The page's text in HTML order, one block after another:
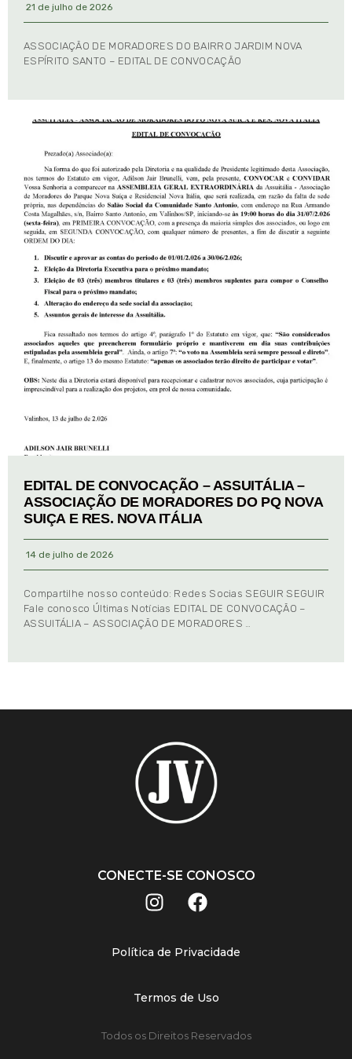
21 de julho de 2026
ASSOCIAÇÃO DE MORADORES DO BAIRRO JARDIM NOVA
ESPÍRITO SANTO – EDITAL DE CONVOCAÇÃO
EDITAL DE CONVOCAÇÃO – ASSUITÁLIA –
ASSOCIAÇÃO DE MORADORES DO PQ NOVA
SUIÇA E RES. NOVA ITÁLIA
14 de julho de 2026
Compartilhe nosso conteúdo: Redes Socias SEGUIR SEGUIR
Fale conosco Últimas Notícias EDITAL DE CONVOCAÇÃO –
ASSUITÁLIA – ASSOCIAÇÃO DE MORADORES …
CONECTE-SE CONOSCO
Política de Privacidade
Termos de Uso
Todos os Direitos Reservados